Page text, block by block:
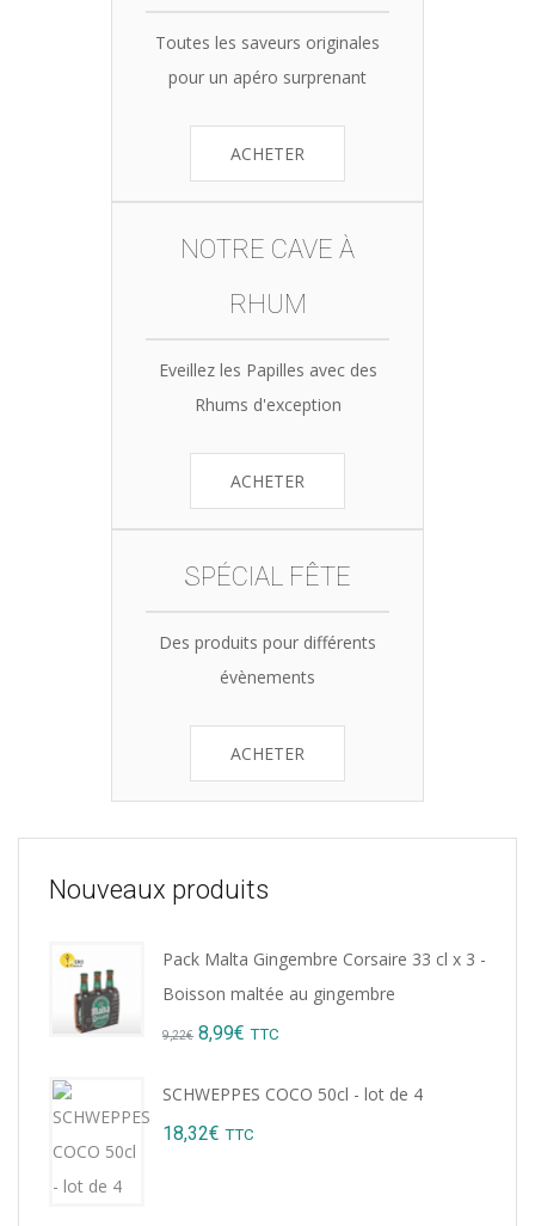
Toutes les saveurs originales
pour un apéro surprenant
ACHETER
NOTRE CAVE À
RHUM
Eveillez les Papilles avec des
Rhums d'exception
ACHETER
SPÉCIAL FÊTE
Des produits pour différents
évènements
ACHETER
Nouveaux produits
Pack Malta Gingembre Corsaire 33 cl x 3 -
Boisson maltée au gingembre
9,22€ Original
8,99€ Current
TTC
SCHWEPPES COCO 50cl - lot de 4
18,32€ TTC